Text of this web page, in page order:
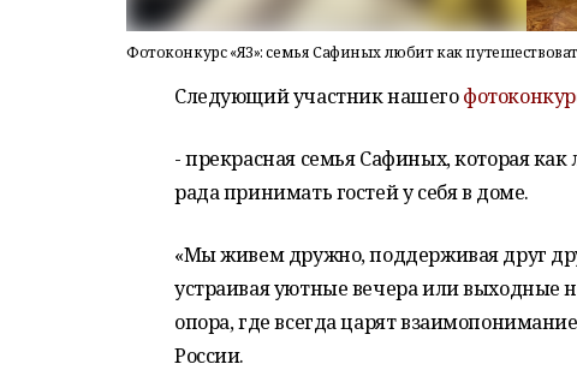
Фотоконкурс «ЯЗ»: семья Сафиных любит как
Следующий участник нашего
- прекрасная семья Сафиных, которая как
рада принимать гостей у себя в доме.
«Мы живем дружно, поддерживая друг
устраивая уютные вечера или
опора, где всегда царят
России.